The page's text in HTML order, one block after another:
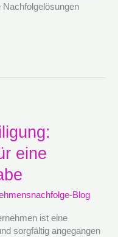
Nachfolgelösungen
eine
Blog
ist eine
sorgfältig angegangen